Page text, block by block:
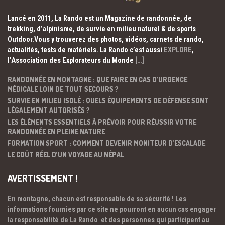
Lancé en 2011, La Rando est un Magazine de randonnée, de
trekking, d’alpinisme, de survie en milieu naturel & de sports
Outdoor.Vous y trouverez des photos, vidéos, carnets de rando,
actualités, tests de matériels. La Rando c’est aussi EXPLORE,
l’Association des Explorateurs du Monde […]
RANDONNÉE EN MONTAGNE : QUE FAIRE EN CAS D’URGENCE
MÉDICALE LOIN DE TOUT SECOURS ?
SURVIE EN MILIEU ISOLÉ : QUELS ÉQUIPEMENTS DE DÉFENSE SONT
LÉGALEMENT AUTORISÉS ?
LES ÉLÉMENTS ESSENTIELS À PRÉVOIR POUR RÉUSSIR VOTRE
RANDONNÉE EN PLEINE NATURE
FORMATION SPORT : COMMENT DEVENIR MONITEUR D’ESCALADE
LE COÛT RÉEL D’UN VOYAGE AU NÉPAL
AVERTISSEMENT !
En montagne, chacun est responsable de sa sécurité ! Les
informations fournies par ce site ne pourront en aucun cas engager
la responsabilité de La Rando et des personnes qui participent au